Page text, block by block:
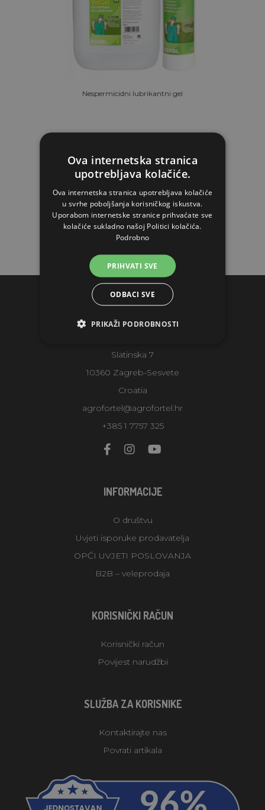
Nespermicidni lubrikantni gel
Od 6,53€
NA ZALIHAMA
STAVI U KOŠARICU
KONTAKTI
Slatinska 7
10360 Zagreb-Sesvete
Croatia
agrofortel@agrofortel.hr
+385 1 7757 325
INFORMACIJE
O društvu
Uvjeti isporuke prodavatelja
OPĆI UVJETI POSLOVANJA
B2B – veleprodaja
KORISNIČKI RAČUN
Korisnički račun
Povijest narudžbi
SLUŽBA ZA KORISNIKE
Kontaktirajte nas
Povrati artikala
Ova internetska stranica
upotrebljava kolačiće.
Ova internetska stranica upotrebljava kolačiće
u svrhe poboljšanja korisničkog iskustva.
Uporabom internetske stranice prihvaćate sve
kolačiće sukladno našoj Politici kolačića.
Podrobno
PRIHVATI SVE
ODBACI SVE
PRIKAŽI PODROBNOSTI